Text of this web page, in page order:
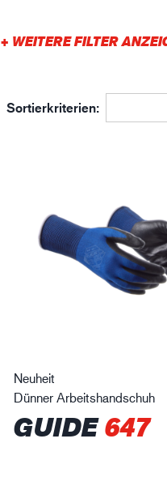
+ WEITERE FILTER
Sortierkriterien:
Neuheit
Dünner Arbeitshandschuh
GUIDE647